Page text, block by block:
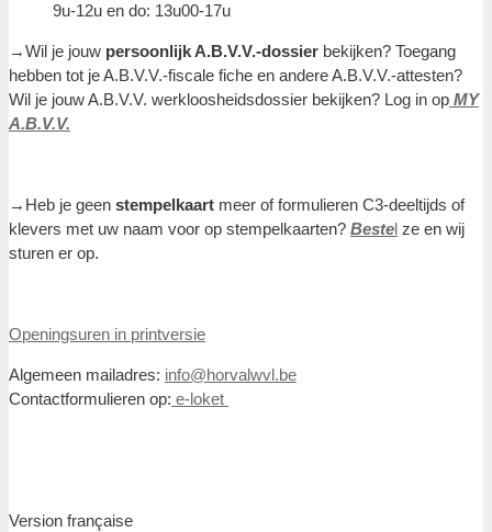
9u-12u en do: 13u00-17u
→Wil je jouw persoonlijk A.B.V.V.-dossier bekijken? Toegang
hebben tot je A.B.V.V.-fiscale fiche en andere A.B.V.V.-attesten?
Wil je jouw A.B.V.V. werkloosheidsdossier bekijken? Log in op MY
A.B.V.V.
→Heb je geen stempelkaart meer of formulieren C3-deeltijds of
klevers met uw naam voor op stempelkaarten? Bestel ze en wij
sturen er op.
Openingsuren in printversie
Algemeen mailadres: info@horvalwvl.be
Contactformulieren op: e-loket
Version française